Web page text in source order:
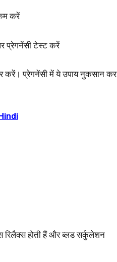
करें
प्रेगनेंसी टेस्ट करें
करें। प्रेगनेंसी में ये उपाय नुकसान कर
रिलैक्स होती हैं और ब्लड सर्कुलेशन